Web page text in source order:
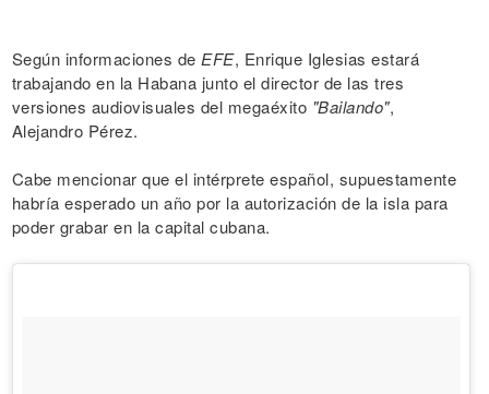
Según informaciones de EFE, Enrique Iglesias estará
trabajando en la Habana junto el director de las tres
versiones audiovisuales del megaéxito "Bailando",
Alejandro Pérez.
Cabe mencionar que el intérprete español, supuestamente
habría esperado un año por la autorización de la isla para
poder grabar en la capital cubana.